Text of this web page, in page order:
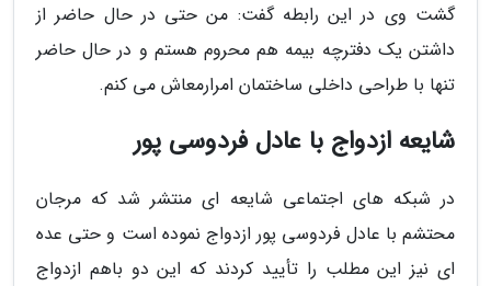
گشت وی در این رابطه گفت: من حتی در حال حاضر از
داشتن یک دفترچه بیمه هم محروم هستم و در حال حاضر
تنها با طراحی داخلی ساختمان امرارمعاش می کنم.
شایعه ازدواج با عادل فردوسی پور
در شبکه های اجتماعی شایعه ای منتشر شد که مرجان
محتشم با عادل فردوسی پور ازدواج نموده است و حتی عده
ای نیز این مطلب را تأیید کردند که این دو باهم ازدواج